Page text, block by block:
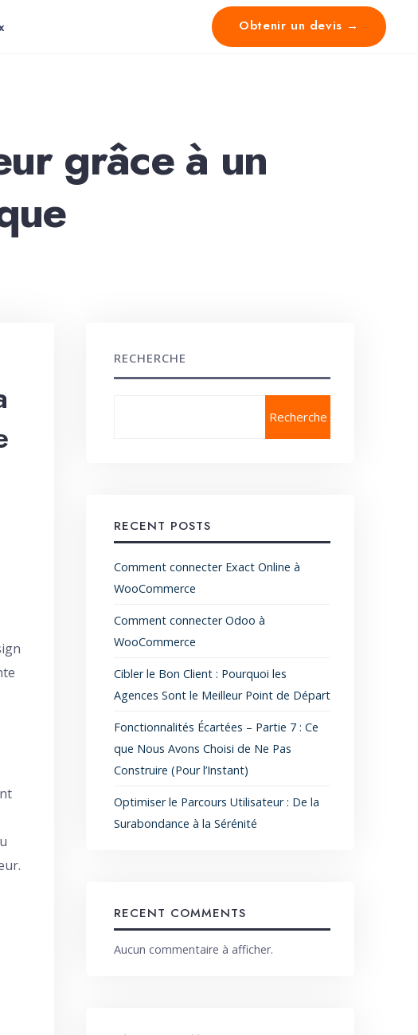
Obtenir un devis →
grâce à un
RECHERCHE
Recherche
RECENT POSTS
Comment connecter Exact Online à
WooCommerce
Comment connecter Odoo à
WooCommerce
Cibler le Bon Client : Pourquoi les
Agences Sont le Meilleur Point de Départ
Fonctionnalités Écartées – Partie 7 : Ce
que Nous Avons Choisi de Ne Pas
Construire (Pour l’Instant)
Optimiser le Parcours Utilisateur : De la
Surabondance à la Sérénité
RECENT COMMENTS
Aucun commentaire à afficher.